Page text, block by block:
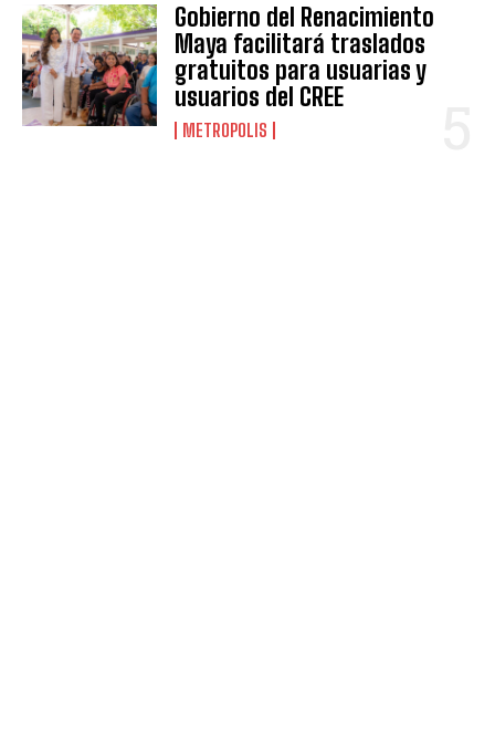
Gobierno del Renacimiento
Maya facilitará traslados
gratuitos para usuarias y
usuarios del CREE
METROPOLIS